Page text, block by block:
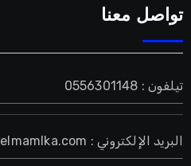
تواصل معنا
تيلفون : 0556301148
البريد الإلكتروني : noorelmamlka.com